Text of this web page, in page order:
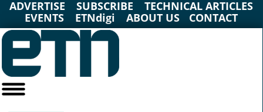
ADVERTISE SUBSCRIBE
TECHNICAL ARTICLES
EVENTS
ETNdigi ABOUT US CONTACT